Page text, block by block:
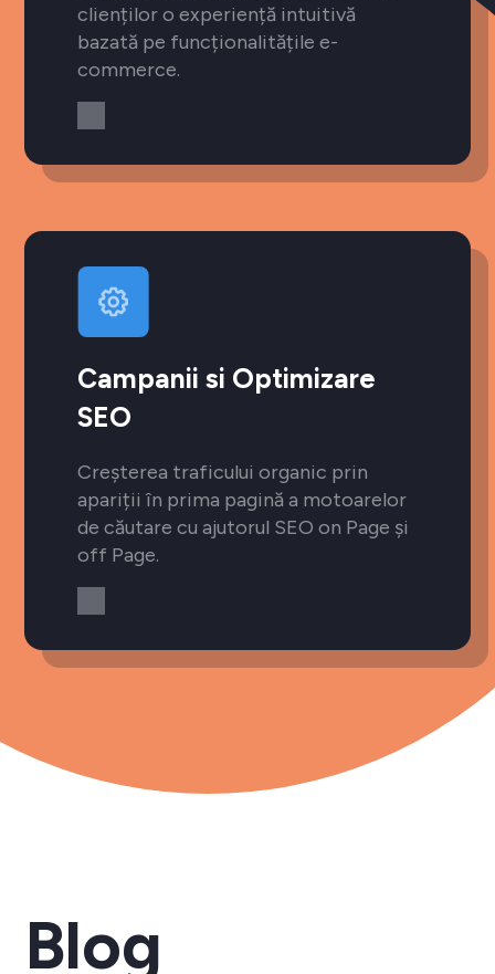
clienților o experiență intuitivă
bazată pe funcționalitățile e-
commerce.
Campanii si Optimizare
SEO
Creșterea traficului organic prin
apariții în prima pagină a motoarelor
de căutare cu ajutorul SEO on Page și
off Page.
Blog